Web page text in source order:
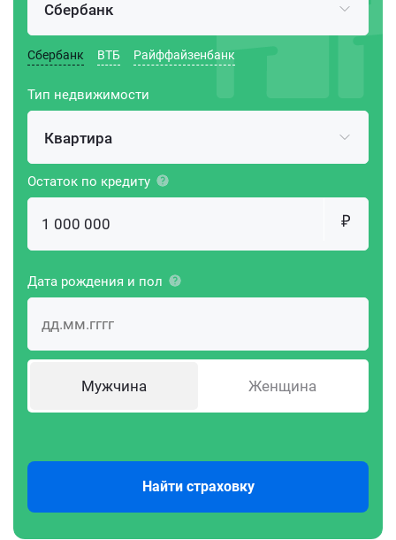
Сбербанк
Сбербанк ВТБ Райффайзенбанк
Тип недвижимости
Квартира
Остаток по кредиту
Дата рождения и пол
Мужчина Женщина
Найти страховку